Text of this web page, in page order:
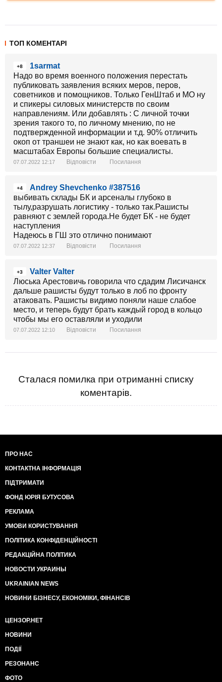
ТОП КОМЕНТАРІ
+8
1sarmat
Надо во время военного положения перестать
публиковать заявления всяких меров, перов,
советников и помощников. Только ГенШтаб и МО ну
и спикеры силовых министерств по своим
направлениям. Или добавлять : С личной точки
зрения такого то, по личному мнению, по не
подтвержденной информации и т.д. 90% отличить
окоп от траншеи не знают как, но как воевать в
масштабах Европы большие специалисты.
07.07.2022 12:17 Відповісти Посилання
+4
Andrey Shevchenko #387516
выбивать склады БК и арсеналы глубоко в
тылу,разрушать логистику - только так.Рашисты
равняют с землей города.Не будет БК - не будет
наступления
Надеюсь в ГШ это отлично понимают
07.07.2022 12:37 Відповісти Посилання
+3
Valter Valter
Люська Арестовичь говорила что сдадим Лисичанск
дальше рашисты будут только в лоб по фронту
атаковать. Рашисты видимо поняли наше слабое
место, и теперь будут брать каждый город в кольцо
чтобы мы его оставляли и уходили
07.07.2022 12:10 Відповісти Посилання
Сталася помилка при отриманні списку
коментарів.
ПРО НАС
КОНТАКТНА ІНФОРМАЦІЯ
ПІДТРИМАТИ
ФОНД ЮРІЯ БУТУСОВА
РЕКЛАМА
УМОВИ КОРИСТУВАННЯ
ПОЛІТИКА КОНФІДЕНЦІЙНОСТІ
РЕДАКЦІЙНА ПОЛІТИКА
НОВОСТИ УКРАИНЫ
UKRAINIAN NEWS
НОВИНИ БІЗНЕСУ, ЕКОНОМІКИ, ФІНАНСІВ
ЦЕНЗОР.НЕТ
НОВИНИ
ПОДІЇ
РЕЗОНАНС
ФОТО